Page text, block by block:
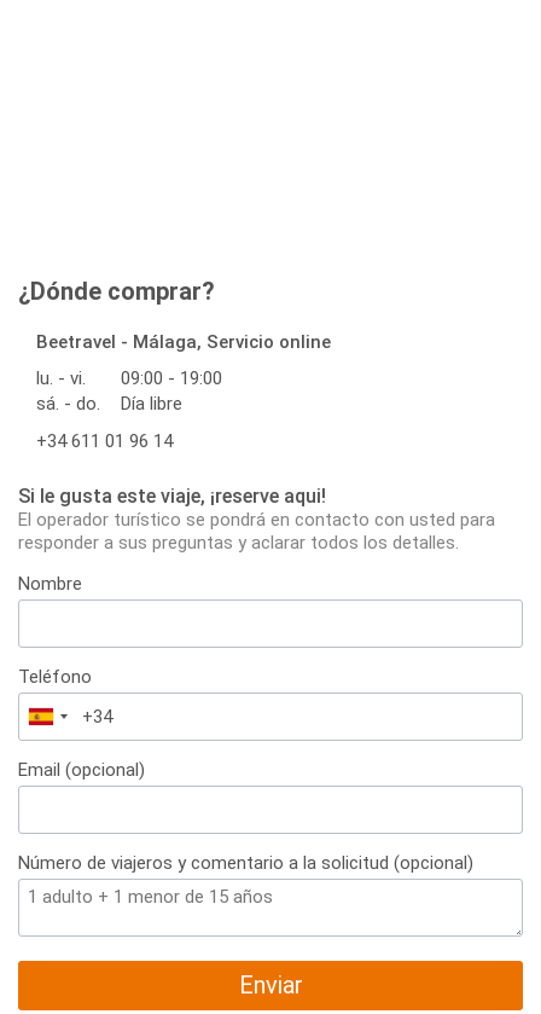
¿Dónde comprar?
Beetravel - Málaga, Servicio online
lu. - vi.
09:00 - 19:00
sá. - do.
Día libre
+34 611 01 96 14
Si le gusta este viaje, ¡reserve aqui!
El operador turístico se pondrá en contacto con usted para
responder a sus preguntas y aclarar todos los detalles.
Nombre
Teléfono
España
+34
Email (opcional)
Número de viajeros y comentario a la solicitud (opcional)
Enviar